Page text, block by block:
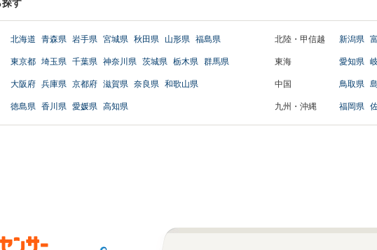
探す
北海道 青森県 岩手県 宮城県 秋田県 山形県 福島県
東京都 埼玉県 千葉県 神奈川県 茨城県 栃木県 群馬県
大阪府 兵庫県 京都府 滋賀県 奈良県 和歌山県
徳島県 香川県 愛媛県 高知県
北陸・甲信越 新潟県
東海 愛知県
中国 鳥取県
九州・沖縄 福岡県